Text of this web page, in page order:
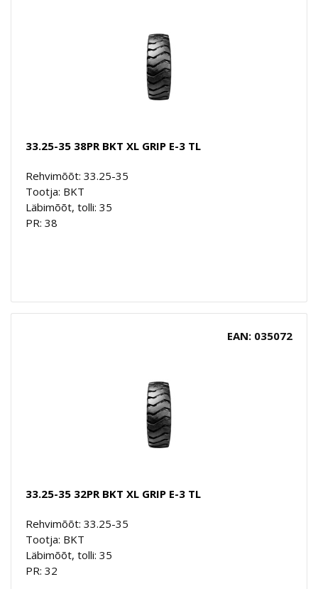
33.25-35 38PR BKT XL GRIP E-3 TL
Rehvimõõt: 33.25-35
Tootja: BKT
Läbimõõt, tolli: 35
PR: 38
EAN: 035072
33.25-35 32PR BKT XL GRIP E-3 TL
Rehvimõõt: 33.25-35
Tootja: BKT
Läbimõõt, tolli: 35
PR: 32